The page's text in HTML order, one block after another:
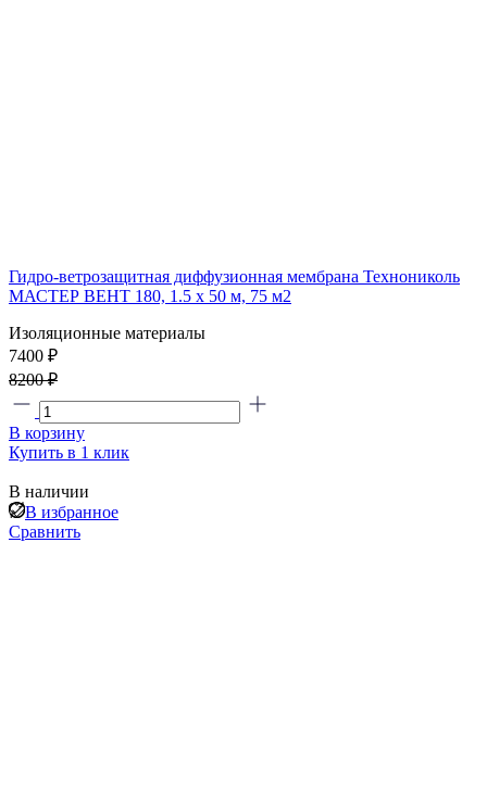
Гидро-ветрозащитная диффузионная мембрана Технониколь
МАСТЕР ВЕНТ 180, 1.5 x 50 м, 75 м2
Изоляционные материалы
7400 ₽
8200 ₽
В корзину
Купить в 1 клик
В наличии
В избранное
Сравнить